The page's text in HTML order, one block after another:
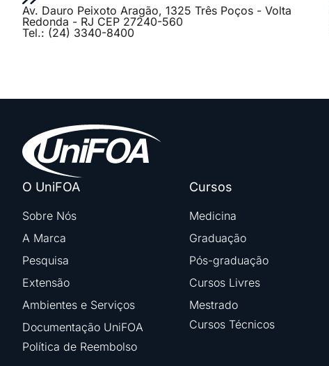
Av. Dauro Peixoto Aragão, 1325 Três Poços - Volta
Redonda - RJ CEP 27240-560
Tel.: (24) 3340-8400
O UniFOA
Sobre Nós
A Marca
Pesquisa
Extensão
Ambientes e Serviços
Documentação UniFOA
Política de Reembolso
Cursos
Medicina
Graduação
Pós-graduação
Cursos Livres
Mestrado
Cursos Técnicos